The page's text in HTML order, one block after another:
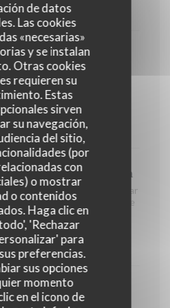
de datos
Las cookies
«necesarias»
y se instalan
Otras cookies
requieren su
Estas
sirven
su navegación,
del sitio,
(por
con
o mostrar
o contenidos
Haga clic en
'Rechazar
para
preferencias.
sus opciones
momento
en el icono de
EUR
Crème de Truffe
de truffes (crème légère
lactose au lait d'avoine
LECHE
EUR
d'Aubergine Maison
végétarien réconfortant par
Eat! Allergène: Lactose
LECHE
17,00 EUR
Gratin Dauphinois